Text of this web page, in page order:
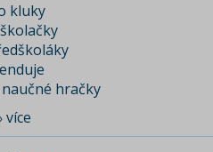
kluky
hračky
více